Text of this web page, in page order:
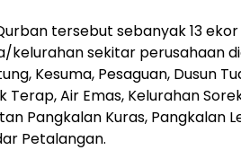
tersebut sebanyak 13
kelurahan sekitar perusahaan
Kesuma, Pesaguan, Dusun
Terap, Air Emas, Kelurahan
Pangkalan Kuras, Pangkalan
Petalangan.